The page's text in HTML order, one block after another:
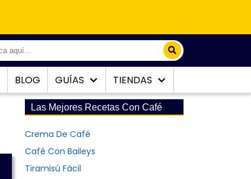
BLOG GUÍAS TIENDAS
Las Mejores Recetas Con Café
Crema De Café
Café Con Baileys
Tiramisú Fácil